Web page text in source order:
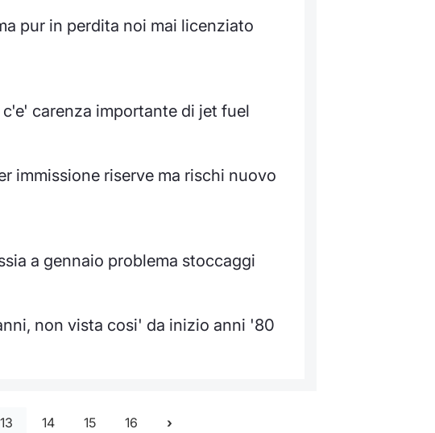
pur in perdita noi mai licenziato
carenza importante di jet fuel
immissione riserve ma rischi nuovo
a gennaio problema stoccaggi
non vista cosi' da inizio anni '80
13 14 15 16